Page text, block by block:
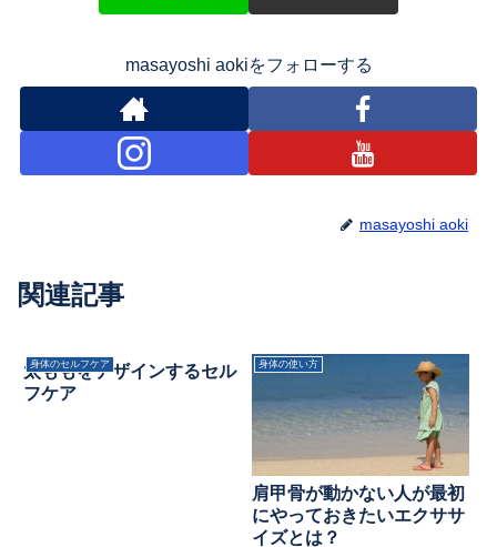
masayoshi aokiをフォローする
masayoshi aoki
関連記事
身体のセルフケア
太ももをデザインするセル
フケア
身体の使い方
肩甲骨が動かない人が最初
にやっておきたいエクササ
イズとは？